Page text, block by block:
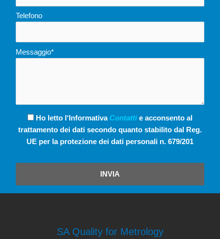
Telefono
Messaggio*
Ho letto l‘Informativa Contattie acconsento al
trattamento dei dati secondo quanto stabilito dal Reg.
UE per la protezione dei dati personali n. 679/201
INVIA
SA Quality for Metrology